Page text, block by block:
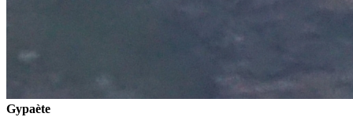
Gypaète